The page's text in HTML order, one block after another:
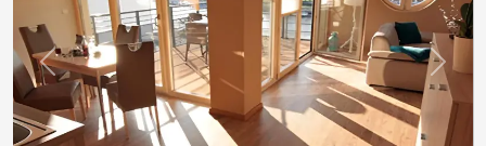
Previous Next